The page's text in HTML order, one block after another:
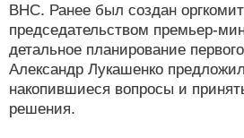
ВНС. Ранее был создан
председательством премьер-
детальное планирование
Александр Лукашенко
накопившиеся вопросы и
решения.